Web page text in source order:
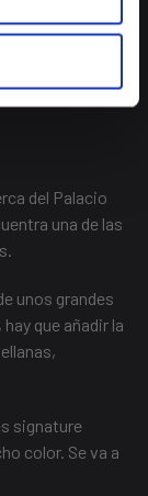
del Palacio
una de las
unos grandes
que añadir la
signature
color. Se va a